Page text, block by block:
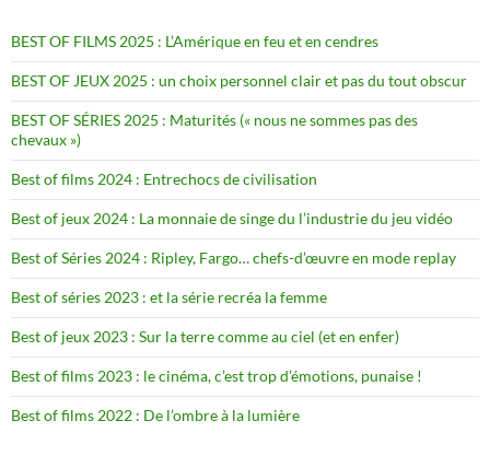
BEST OF FILMS 2025 : L’Amérique en feu et en cendres
BEST OF JEUX 2025 : un choix personnel clair et pas du tout obscur
BEST OF SÉRIES 2025 : Maturités (« nous ne sommes pas des
chevaux »)
Best of films 2024 : Entrechocs de civilisation
Best of jeux 2024 : La monnaie de singe du l’industrie du jeu vidéo
Best of Séries 2024 : Ripley, Fargo… chefs-d’œuvre en mode replay
Best of séries 2023 : et la série recréa la femme
Best of jeux 2023 : Sur la terre comme au ciel (et en enfer)
Best of films 2023 : le cinéma, c’est trop d’émotions, punaise !
Best of films 2022 : De l’ombre à la lumière